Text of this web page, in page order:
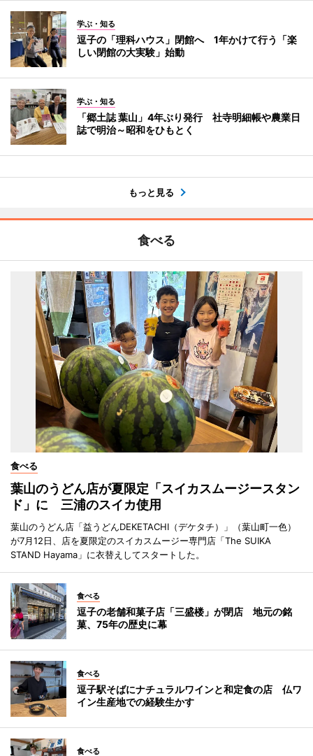
学ぶ・知る
逗子の「理科ハウス」閉館へ 1年かけて行う「楽
しい閉館の大実験」始動
学ぶ・知る
「郷土誌 葉山」4年ぶり発行 社寺明細帳や農業日
誌で明治～昭和をひもとく
もっと見る
食べる
食べる
葉山のうどん店が夏限定「スイカスムージースタン
ド」に 三浦のスイカ使用
葉山のうどん店「益うどんDEKETACHI（デケタチ）」（葉山町一色）
が7月12日、店を夏限定のスイカスムージー専門店「The SUIKA
STAND Hayama」に衣替えしてスタートした。
食べる
逗子の老舗和菓子店「三盛楼」が閉店 地元の銘
菓、75年の歴史に幕
食べる
逗子駅そばにナチュラルワインと和定食の店 仏ワ
イン生産地での経験生かす
食べる